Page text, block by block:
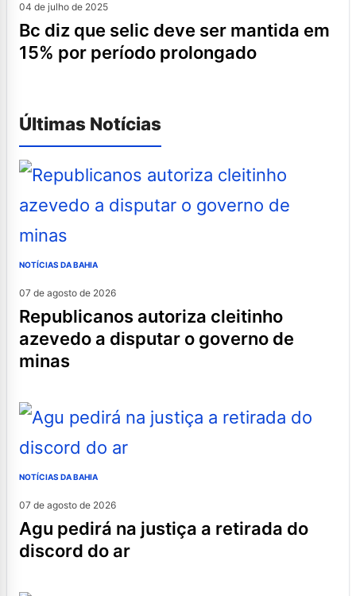
04 de julho de 2025
bc diz que selic deve ser mantida em
15% por período prolongado
Últimas Notícias
NOTÍCIAS DA BAHIA
07 de agosto de 2026
republicanos autoriza cleitinho
azevedo a disputar o governo de
minas
NOTÍCIAS DA BAHIA
07 de agosto de 2026
agu pedirá na justiça a retirada do
discord do ar